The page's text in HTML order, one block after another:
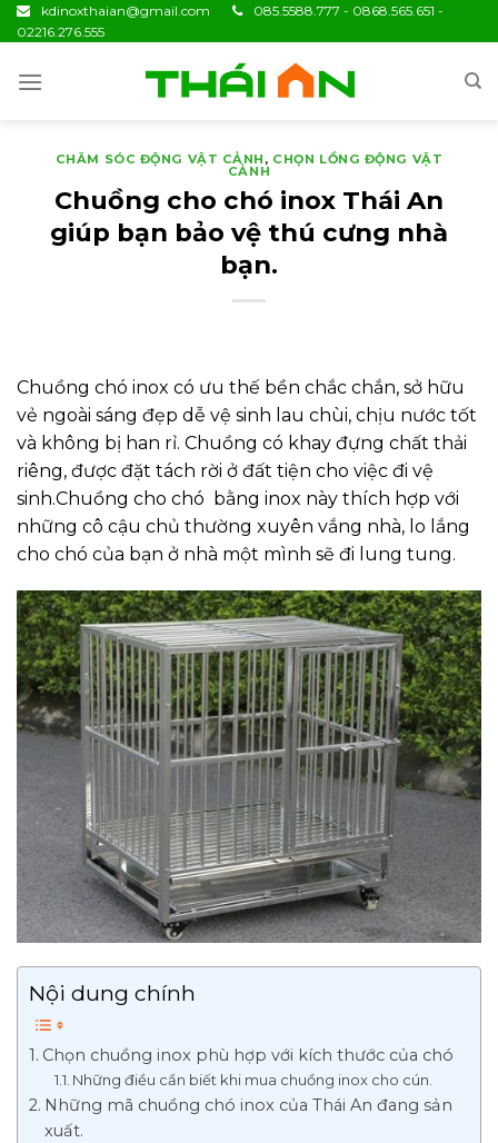
Skip
to
kdinoxthaian@gmail.com
085.5588.777 - 0868.565.651 -
02216.276.555
CHĂM SÓC ĐỘNG VẬT CẢNH , CHỌN LỒNG ĐỘNG VẬT
CẢNH
Chuồng cho chó inox Thái An
giúp bạn bảo vệ thú cưng nhà
bạn.
Chuồng chó inox có ưu thế bền chắc chắn, sở hữu
vẻ ngoài sáng đẹp dễ vệ sinh lau chùi, chịu nước tốt
và không bị han rỉ. Chuồng có khay đựng chất thải
riêng, được đặt tách rời ở đất tiện cho việc đi vệ
sinh.Chuồng cho chó bằng inox này thích hợp với
những cô cậu chủ thường xuyên vắng nhà, lo lắng
cho chó của bạn ở nhà một mình sẽ đi lung tung.
Nội dung chính
Chọn chuồng inox phù hợp với kích thước của chó
Những điều cần biết khi mua chuồng inox cho cún.
Những mã chuồng chó inox của Thái An đang sản
xuất.